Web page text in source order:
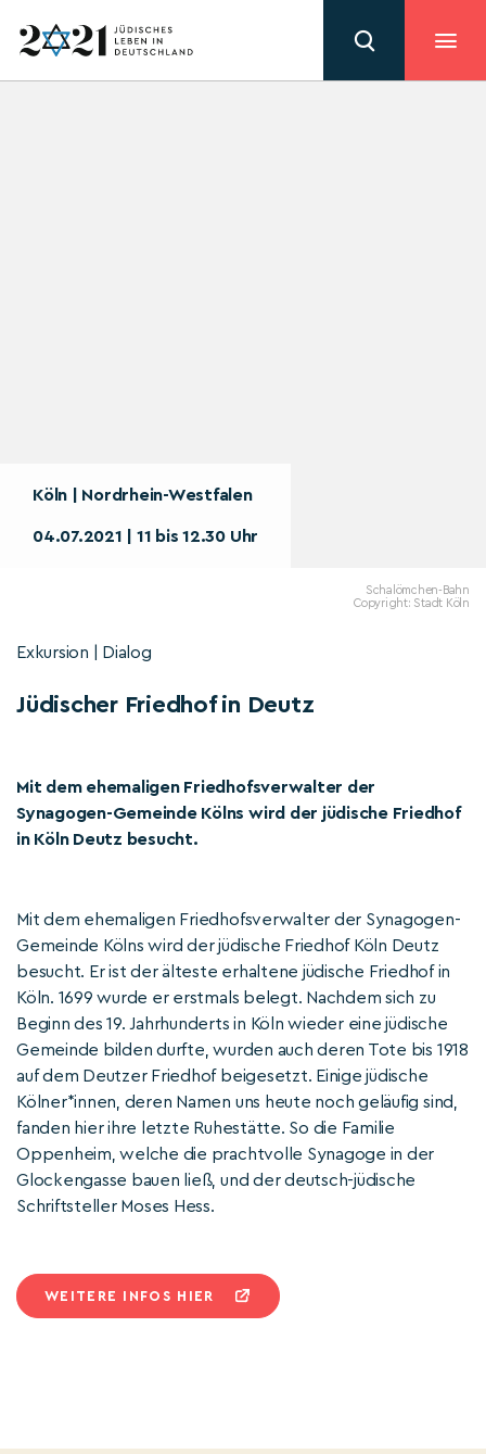
Köln | Nordrhein-Westfalen
04.07.2021 | 11 bis 12.30 Uhr
Schalömchen-Bahn
Copyright: Stadt Köln
Exkursion | Dialog
Jüdischer Friedhof in Deutz
Mit dem ehemaligen Friedhofsverwalter der
Synagogen-Gemeinde Kölns wird der jüdische Friedhof
in Köln Deutz besucht.
Mit dem ehemaligen Friedhofsverwalter der Synagogen-
Gemeinde Kölns wird der jüdische Friedhof Köln Deutz
besucht. Er ist der älteste erhaltene jüdische Friedhof in
Köln. 1699 wurde er erstmals belegt. Nachdem sich zu
Beginn des 19. Jahrhunderts in Köln wieder eine jüdische
Gemeinde bilden durfte, wurden auch deren Tote bis 1918
auf dem Deutzer Friedhof beigesetzt. Einige jüdische
Kölner*innen, deren Namen uns heute noch geläufig sind,
fanden hier ihre letzte Ruhestätte. So die Familie
Oppenheim, welche die prachtvolle Synagoge in der
Glockengasse bauen ließ, und der deutsch-jüdische
Schriftsteller Moses Hess.
WEITERE INFOS HIER